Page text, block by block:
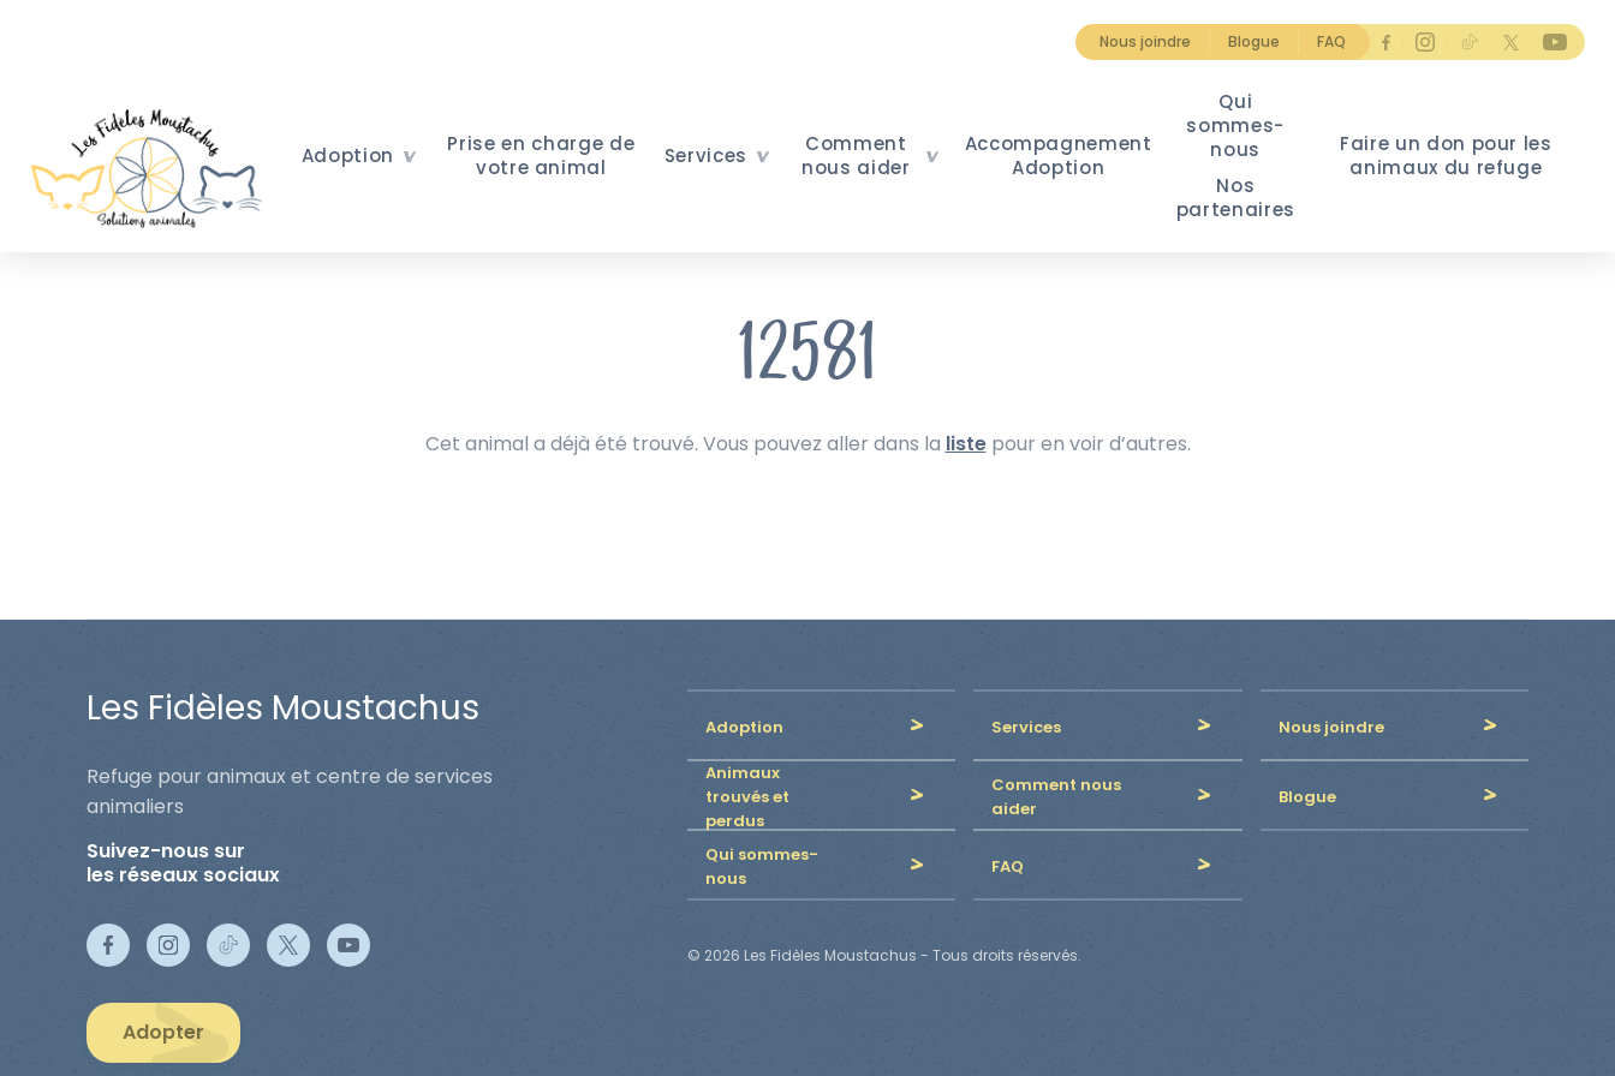
Nous joindre Blogue FAQ
Adoption
Prise en charge de
votre animal
Services
Comment
nous aider
Accompagnement
Adoption
Qui
sommes-
nous
Nos
partenaires
Faire un don pour les
animaux du refuge
12581
Cet animal a déjà été trouvé. Vous pouvez aller dans la listepour en voir d’autres.
Les Fidèles Moustachus
Refuge pour animaux et centre de services
animaliers
Suivez-nous sur
les réseaux sociaux
Adopter
Adoption Services
Nous joindre
Animaux
trouvés et
perdus
Comment nous
aider
Blogue
Qui sommes-
nous
FAQ
© 2026 Les Fidèles Moustachus - Tous droits réservés.